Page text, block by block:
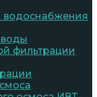
водоснабжения
фильтрации